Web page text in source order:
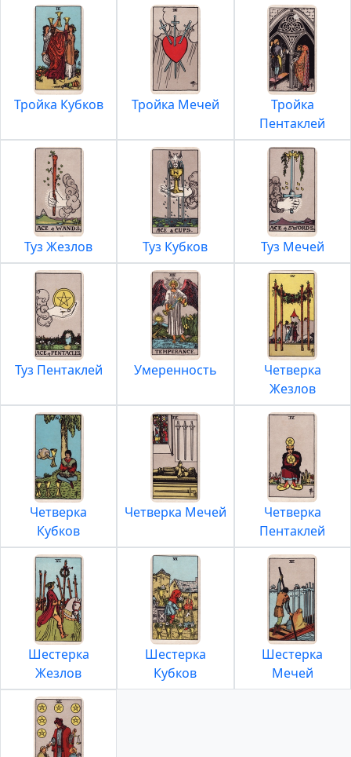
Тройка Кубков Тройка Мечей
Тройка
Пентаклей
Туз Жезлов Туз Кубков Туз Мечей
Туз Пентаклей Умеренность
Четверка
Жезлов
Четверка
Кубков
Четверка Мечей
Четверка
Пентаклей
Шестерка
Жезлов
Шестерка
Кубков
Шестерка
Мечей